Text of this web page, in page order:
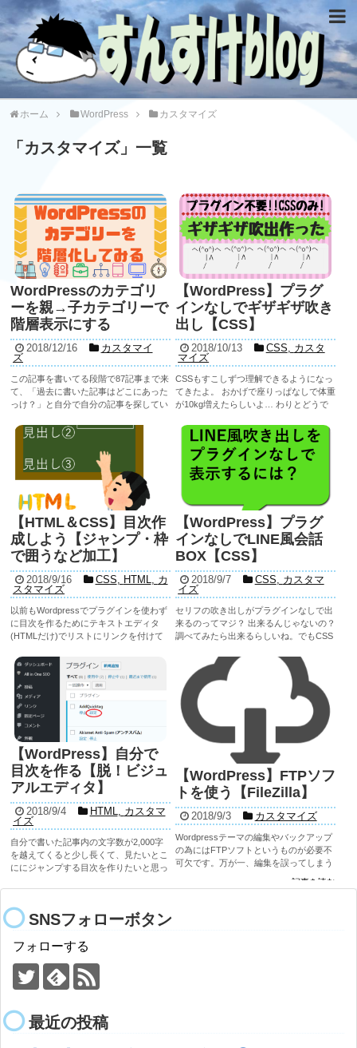
ホーム WordPress カスタマイズ
「 カスタマイズ」 一覧
WordPressのカテゴリ
ーを親→子カテゴリーで
階層表示にする
2018/12/16
カスタマイ
ズ
この記事を書いてる段階で87記事まで来
て、「過去に書いた記事はどこにあった
っけ？」と自分で自分の記事を探してい
ってことで現状のカテゴリーも一部変え
つつ、親カテゴリーから子カテゴリーへ
と階層化して絞り...
記事を読む
【WordPress】プラグ
インなしでギザギザ吹き
出し【CSS】
2018/10/13 CSS, カスタ
マイズ
CSSもすこしずつ理解できるようになっ
てきたよ。 おかげで座りっぱなしで体重
が10kg増えたらしいよ… わりとどうで
った。後悔はしていない。 ...
記事を読む
【HTML＆CSS】目次作
成しよう【ジャンプ・枠
で囲うなど加工】
2018/9/16 CSS, HTML, カ
スタマイズ
以前もWordpressでプラグインを使わず
に目次を作るためにテキストエディタ
(HTMLだけ)でリストにリンクを付けて
はり目次らしくするためにCSSも使いな
がら目次を作成していきます。 今回作る
のは以下のよ...
【WordPress】プラグ
インなしでLINE風会話
BOX【CSS】
2018/9/7 CSS, カスタマ
イズ
セリフの吹き出しがプラグインなしで出
来るのってマジ？ 出来るんじゃないの？
調べてみたら出来るらしいね。でもCSS
理解できる？ じゃあ実際にどういうふう
に構成されているか見ながら勉強してい
こうか！ は...
記事を読む
【WordPress】自分で
目次を作る【脱！ビジュ
アルエディタ】
2018/9/4 HTML, カスタマ
イズ
自分で書いた記事内の文字数が2,000字
を越えてくると少し長くて、見たいとこ
ににジャンプする目次を作りたいと思っ
したい (画像な...
記事を読む
【WordPress】FTPソフ
トを使う【FileZilla】
2018/9/3 カスタマイズ
Wordpressテーマの編集やバックアップ
の為にはFTPソフトというものが必要不
可欠です。万が一、編集を誤ってしまう
まいます。 FTPソフトがあれば、サーバ
記事を読む
SNSフォローボタン
フォローする
最近の投稿